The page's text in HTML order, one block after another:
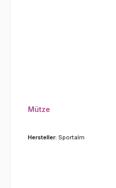
Mütze
Hersteller: Sportalm